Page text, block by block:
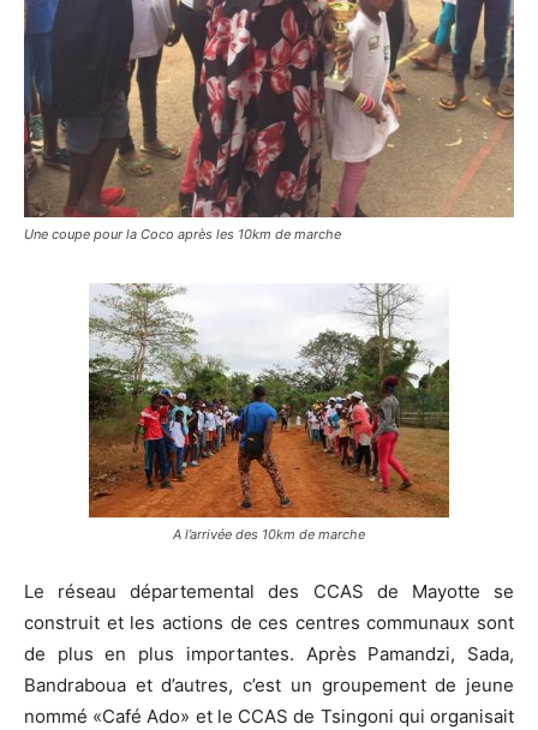
Une coupe pour la Coco après les 10km de marche
A l’arrivée des 10km de marche
Le réseau départemental des CCAS de Mayotte se
construit et les actions de ces centres communaux sont
de plus en plus importantes. Après Pamandzi, Sada,
Bandraboua et d’autres, c’est un groupement de jeune
nommé «Café Ado» et le CCAS de Tsingoni qui organisait